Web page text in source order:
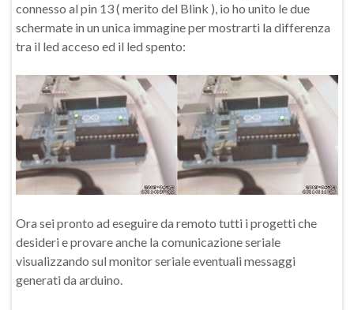
connesso al pin 13 ( merito del Blink ), io ho unito le due
schermate in un unica immagine per mostrarti la differenza
tra il led acceso ed il led spento:
Ora sei pronto ad eseguire da remoto tutti i progetti che
desideri e provare anche la comunicazione seriale
visualizzando sul monitor seriale eventuali messaggi
generati da arduino.